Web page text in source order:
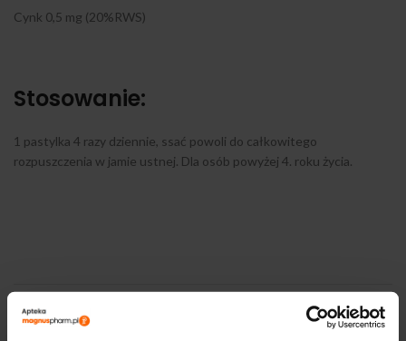
Cynk 0,5 mg (20%RWS)
Stosowanie:
1 pastylka 4 razy dziennie, ssać powoli do całkowitego
rozpuszczenia w jamie ustnej. Dla osób powyżej 4. roku życia.
OPINIE (0)